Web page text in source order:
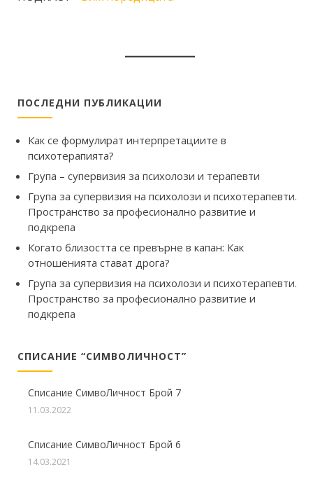
ПОСЛЕДНИ ПУБЛИКАЦИИ
Как се формулират интерпретациите в
психотерапията?
Група – супервизия за психолози и терапевти
Група за супервизия на психолози и психотерапевти.
Пространство за професионално развитие и
подкрепа
Когато близостта се превърне в капан: Как
отношенията стават дрога?
Група за супервизия на психолози и психотерапевти.
Пространство за професионално развитие и
подкрепа
СПИСАНИЕ “СИМВОЛИЧНОСТ”
Списание СимвоЛичност Брой 7
11.03.2022
Списание СимвоЛичност Брой 6
14.03.2021